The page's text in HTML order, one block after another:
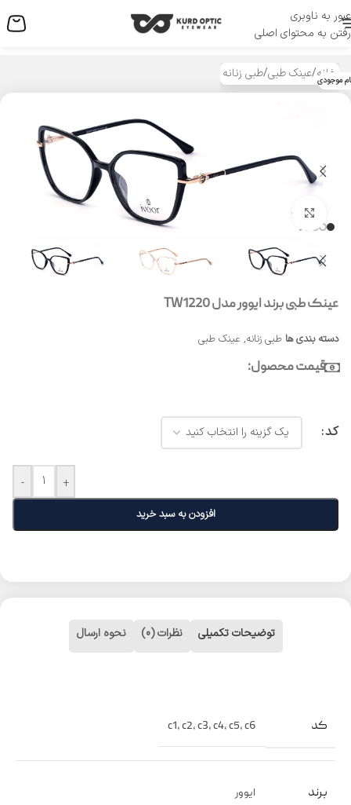
عبور به ناوبری
رفتن به محتوای اصلی
منو
خانه/عینک طبی/طبی زنانه موجودی
بزرگنمایی تصویر
عینک طبی برند ایوور مدل TW1220
دسته بندی ها طبی زنانه, عینک طبی
قیمت محصول:
کد
- +
افزودن به سبد خرید
توضیحات تکمیلی نظرات (0) نحوه ارسال
کد c1,c2,c3,c4,c5,c6
برند ایوور